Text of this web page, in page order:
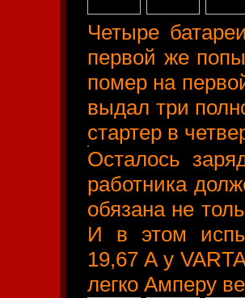
Четыре
первой же
помер на
выдал три
стартер в
Осталось
работника
обязана не
И в этом
19,67 А у
легко Амперу